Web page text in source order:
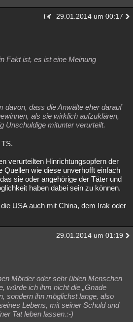
29.01.2014 um 00:17
Fakt ist, es ist eine Meinung
davon, dass die Anwälte eher darauf
als sie wirklich aufzuklären,
Unschuldige mitunter verurteilt.
verurteilten Hinrichtungsopfern der
Quellen wie diese unverhofft einfach
sie oder angehörige der Täter und
haben dabei sein zu können.
USA auch mit China, dem Irak oder
29.01.2014 um 01:19
Mörder oder sehr üblen Menschen
würde ich ihm nicht die „Gnade
sondern ihn möglichst lange, also
Lebens, mit seiner Schuld und
Tat leben lassen.:-)